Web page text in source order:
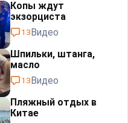
Копы ждут
экзорциста⁠⁠
13Видео
Шпильки, штанга,
масло⁠⁠
13Видео
Пляжный отдых в
Китае